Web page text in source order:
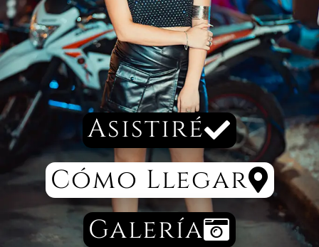
Asistiré
Cómo Llegar
Galería